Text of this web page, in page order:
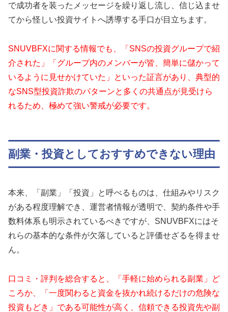
で成功者を装ったメッセージを繰り返し流し、信じ込ませ
てから怪しい投資サイトへ誘導する手口が目立ちます。
SNUVBFXに関する情報でも、「SNSの投資グループで紹
介された」「グループ内のメンバーが皆、簡単に儲かって
いるように見せかけていた」といった証言があり、典型的
なSNS型投資詐欺のパターンと多くの共通点が見受けら
れるため、極めて強い警戒が必要です。
副業・投資としておすすめできない理由
本来、「副業」「投資」と呼べるものは、仕組みやリスク
がある程度理解でき、運営者情報が透明で、契約条件や手
数料体系も明示されているべきですが、SNUVBFXにはそ
れらの基本的な条件が欠落していると評価せざるを得ませ
ん。
口コミ・評判を総合すると、「手軽に始められる副業」ど
ころか、「一度関わると資金を抜かれ続けるだけの危険な
投資もどき」である可能性が高く、信頼できる投資先や副